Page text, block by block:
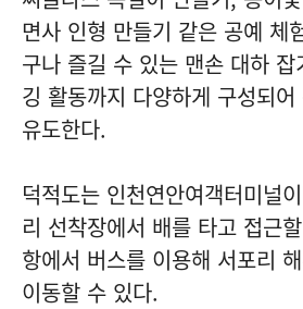
면사 인형 만들기 같은 공예 체
구나 즐길 수 있는 맨손 대하
깅 활동까지 다양하게 구성되
유도한다.
덕적도는 인천연안여객터미널
리 선착장에서 배를 타고 접근
항에서 버스를 이용해 서포리
이동할 수 있다.